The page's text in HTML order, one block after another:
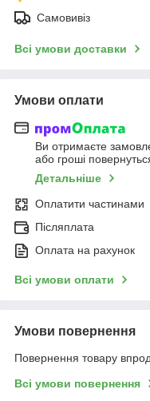
Самовивіз
Всі умови доставки
Умови оплати
Ви отримаєте
або гроші
Детальніше
Оплатити частинами
Післяплата
Оплата на рахунок
Всі умови оплати
Умови повернення
Повернення товару
Всі умови повернення